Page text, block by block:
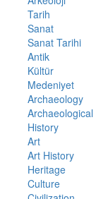
Tarih
Sanat
Sanat Tarihi
Antik
Kültür
Medeniyet
Archaeology
Archaeological
History
Art
Art History
Heritage
Culture